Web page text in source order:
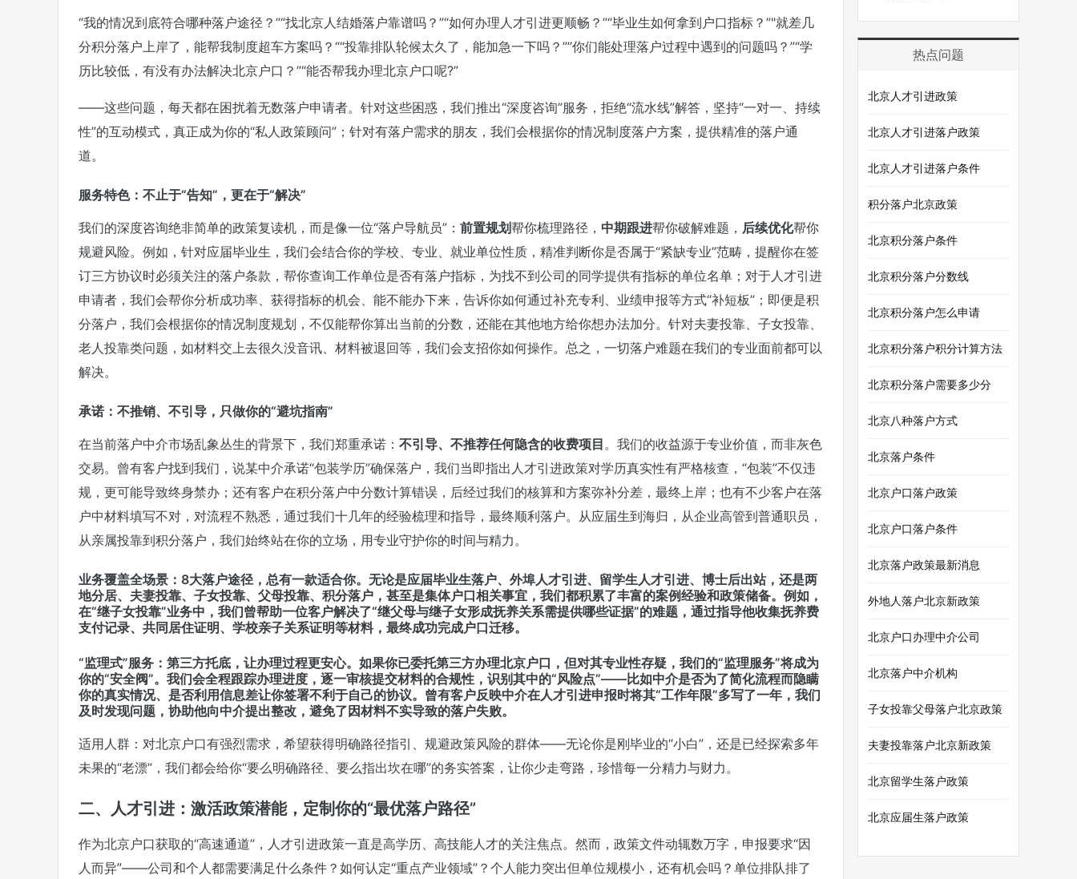
“我的情况到底符合哪种落户途径？”“找北京人结婚落户靠谱吗？”“如何办理人才引进更顺畅？”“毕业生如何拿到户口指标？”"就差几
分积分落户上岸了，能帮我制度超车方案吗？““投靠排队轮候太久了，能加急一下吗？””你们能处理落户过程中遇到的问题吗？”“学
历比较低，有没有办法解决北京户口？”“能否帮我办理北京户口呢?”
——这些问题，每天都在困扰着无数落户申请者。针对这些困惑，我们推出“深度咨询”服务，拒绝“流水线”解答，坚持“一对一、持续
性”的互动模式，真正成为你的“私人政策顾问”；针对有落户需求的朋友，我们会根据你的情况制度落户方案，提供精准的落户通
道。
服务特色：不止于“告知”，更在于“解决”
我们的深度咨询绝非简单的政策复读机，而是像一位“落户导航员”： 前置规划帮你梳理路径， 中期跟进帮你破解难题， 后续优化帮你
规避风险。例如，针对应届毕业生，我们会结合你的学校、专业、就业单位性质，精准判断你是否属于“紧缺专业”范畴，提醒你在签
订三方协议时必须关注的落户条款，帮你查询工作单位是否有落户指标，为找不到公司的同学提供有指标的单位名单；对于人才引进
申请者，我们会帮你分析成功率、获得指标的机会、能不能办下来，告诉你如何通过补充专利、业绩申报等方式“补短板”；即便是积
分落户，我们会根据你的情况制度规划，不仅能帮你算出当前的分数，还能在其他地方给你想办法加分。针对夫妻投靠、子女投靠、
老人投靠类问题，如材料交上去很久没音讯、材料被退回等，我们会支招你如何操作。总之，一切落户难题在我们的专业面前都可以
解决。
承诺：不推销、不引导，只做你的“避坑指南”
在当前落户中介市场乱象丛生的背景下，我们郑重承诺： 不引导、不推荐任何隐含的收费项目。我们的收益源于专业价值，而非灰色
交易。曾有客户找到我们，说某中介承诺“包装学历”确保落户，我们当即指出人才引进政策对学历真实性有严格核查，“包装”不仅违
规，更可能导致终身禁办；还有客户在积分落户中分数计算错误，后经过我们的核算和方案弥补分差，最终上岸；也有不少客户在落
户中材料填写不对，对流程不熟悉，通过我们十几年的经验梳理和指导，最终顺利落户。从应届生到海归，从企业高管到普通职员，
从亲属投靠到积分落户，我们始终站在你的立场，用专业守护你的时间与精力。
业务覆盖全场景：8大落户途径，总有一款适合你。无论是应届毕业生落户、外埠人才引进、留学生人才引进、博士后出站，还是两
地分居、夫妻投靠、子女投靠、父母投靠、积分落户，甚至是集体户口相关事宜，我们都积累了丰富的案例经验和政策储备。例如，
在“继子女投靠”业务中，我们曾帮助一位客户解决了“继父母与继子女形成抚养关系需提供哪些证据”的难题，通过指导他收集抚养费
支付记录、共同居住证明、学校亲子关系证明等材料，最终成功完成户口迁移。
“监理式”服务：第三方托底，让办理过程更安心。如果你已委托第三方办理北京户口，但对其专业性存疑，我们的“监理服务”将成为
你的“安全阀”。我们会全程跟踪办理进度，逐一审核提交材料的合规性，识别其中的“风险点”——比如中介是否为了简化流程而隐瞒
你的真实情况、是否利用信息差让你签署不利于自己的协议。曾有客户反映中介在人才引进申报时将其“工作年限”多写了一年，我们
及时发现问题，协助他向中介提出整改，避免了因材料不实导致的落户失败。
适用人群：对北京户口有强烈需求，希望获得明确路径指引、规避政策风险的群体——无论你是刚毕业的“小白”，还是已经探索多年
未果的“老漂”，我们都会给你“要么明确路径、要么指出坎在哪”的务实答案，让你少走弯路，珍惜每一分精力与财力。
二、人才引进：激活政策潜能，定制你的“最优落户路径”
作为北京户口获取的“高速通道”，人才引进政策一直是高学历、高技能人才的关注焦点。然而，政策文件动辄数万字，申报要求“因
人而异”——公司和个人都需要满足什么条件？如何认定“重点产业领域”？个人能力突出但单位规模小，还有机会吗？ 单位排队排了
热点问题
北京人才引进政策
北京人才引进落户政策
北京人才引进落户条件
积分落户北京政策
北京积分落户条件
北京积分落户分数线
北京积分落户怎么申请
北京积分落户积分计算方法
北京积分落户需要多少分
北京八种落户方式
北京落户条件
北京户口落户政策
北京户口落户条件
北京落户政策最新消息
外地人落户北京新政策
北京户口办理中介公司
北京落户中介机构
子女投靠父母落户北京政策
夫妻投靠落户北京新政策
北京留学生落户政策
北京应届生落户政策